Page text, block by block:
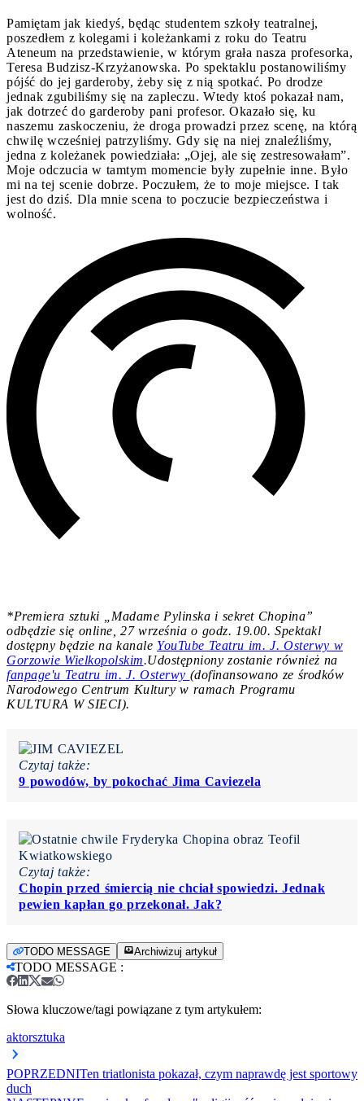
Pamiętam jak kiedyś, będąc studentem szkoły teatralnej,
poszedłem z kolegami i koleżankami z roku do Teatru
Ateneum na przedstawienie, w którym grała nasza profesorka,
Teresa Budzisz-Krzyżanowska. Po spektaklu postanowiliśmy
pójść do jej garderoby, żeby się z nią spotkać. Po drodze
jednak zgubiliśmy się na zapleczu. Wtedy ktoś pokazał nam,
jak dotrzeć do garderoby pani profesor. Okazało się, ku
naszemu zaskoczeniu, że droga prowadzi przez scenę, na którą
chwilę wcześniej patrzyliśmy. Gdy się na niej znaleźliśmy,
jedna z koleżanek powiedziała: „Ojej, ale się zestresowałam”.
Moje odczucia w tamtym momencie były zupełnie inne. Było
mi na tej scenie dobrze. Poczułem, że to moje miejsce. I tak
jest do dziś. Dla mnie scena to poczucie bezpieczeństwa i
wolność.
*Premiera sztuki „Madame Pylinska i sekret Chopina”
odbędzie się online, 27 września o godz. 19.00. Spektakl
dostępny będzie na kanale YouTube Teatru im. J. Osterwy w
Gorzowie Wielkopolskim.Udostępniony zostanie również na
fanpage'u Teatru im. J. Osterwy (dofinansowano ze środków
Narodowego Centrum Kultury w ramach Programu
KULTURA W SIECI).
Czytaj także:
9 powodów, by pokochać Jima Caviezela
Czytaj także:
Chopin przed śmiercią nie chciał spowiedzi. Jednak
pewien kapłan go przekonał. Jak?
TODO MESSAGE Archiwizuj artykuł
TODO MESSAGE :
Słowa kluczowe/tagi powiązane z tym artykułem:
aktorsztuka
POPRZEDNITen triatlonista pokazał, czym naprawdę jest sportowy
duch